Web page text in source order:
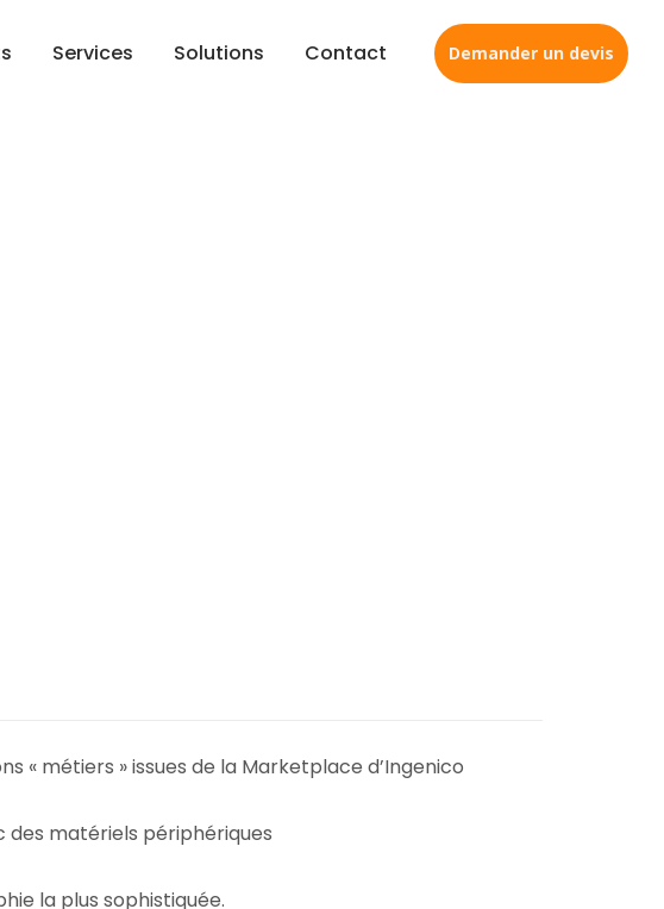
Services Solutions Contact Demander un devis
métiers » issues de la Marketplace d’Ingenico
des matériels périphériques
la plus sophistiquée.